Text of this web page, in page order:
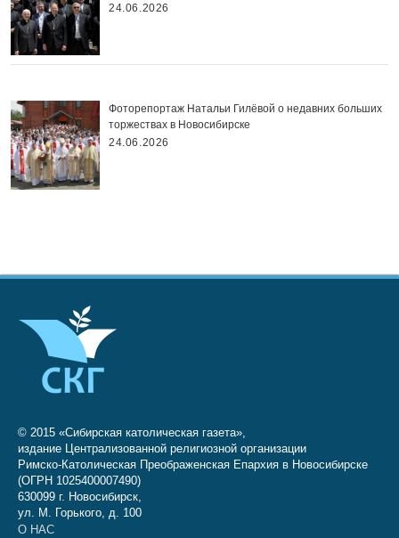
24.06.2026
Фоторепортаж Натальи Гилёвой о недавних больших
торжествах в Новосибирске
24.06.2026
© 2015 «Сибирская католическая газета»,
издание Централизованной религиозной организации
Римско-Католическая Преображенская Епархия в Новосибирске
(ОГРН 1025400007490)
630099 г. Новосибирск,
ул. М. Горького, д. 100
О НАС